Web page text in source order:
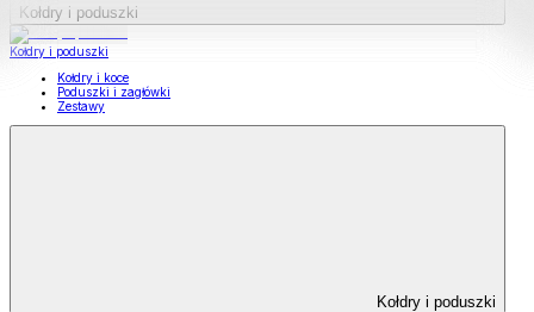
Kołdry i poduszki
Kołdry i poduszki
Kołdry i koce
Poduszki i zagłówki
Zestawy
Kołdry i poduszki